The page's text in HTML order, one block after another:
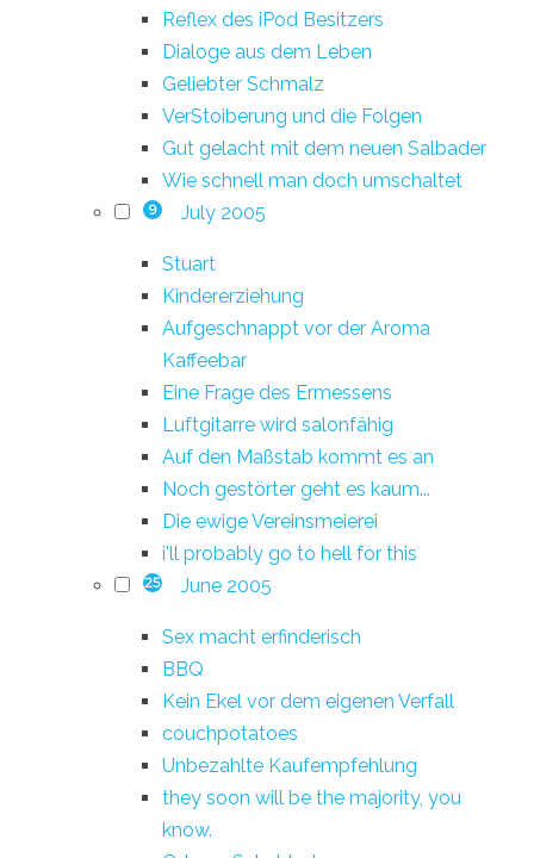
Reflex des iPod Besitzers
Dialoge aus dem Leben
Geliebter Schmalz
VerStoiberung und die Folgen
Gut gelacht mit dem neuen Salbader
Wie schnell man doch umschaltet
9 July 2005
Stuart
Kindererziehung
Aufgeschnappt vor der Aroma
Kaffeebar
Eine Frage des Ermessens
Luftgitarre wird salonfähig
Auf den Maßstab kommt es an
Noch gestörter geht es kaum...
Die ewige Vereinsmeierei
i'll probably go to hell for this
25 June 2005
Sex macht erfinderisch
BBQ
Kein Ekel vor dem eigenen Verfall
couchpotatoes
Unbezahlte Kaufempfehlung
they soon will be the majority, you
know.